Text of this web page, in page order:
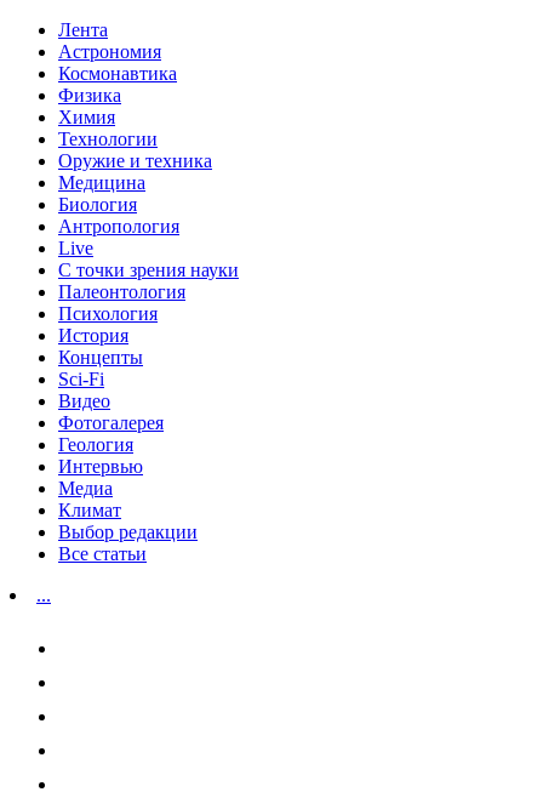
Лента
Астрономия
Космонавтика
Физика
Химия
Технологии
Оружие и техника
Медицина
Биология
Антропология
Live
С точки зрения науки
Палеонтология
Психология
История
Концепты
Sci-Fi
Видео
Фотогалерея
Геология
Интервью
Медиа
Климат
Выбор редакции
Все статьи
...